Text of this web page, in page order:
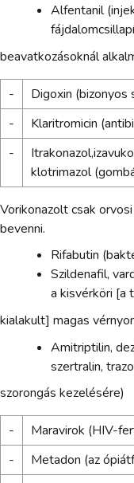
Alfentanil
beavatkozásoknál
-
Digoxin
-
Klaritromicin
-
klotrimazol
Vorikonazolt csak
bevenni.
Rifabutin
Szildenafil,
a kisvérköri [a
kialakult] magas
Amitriptilin,
szertralin,
szorongás kezelésére)
-
Maravirok (HIV-
-
Metadon (az